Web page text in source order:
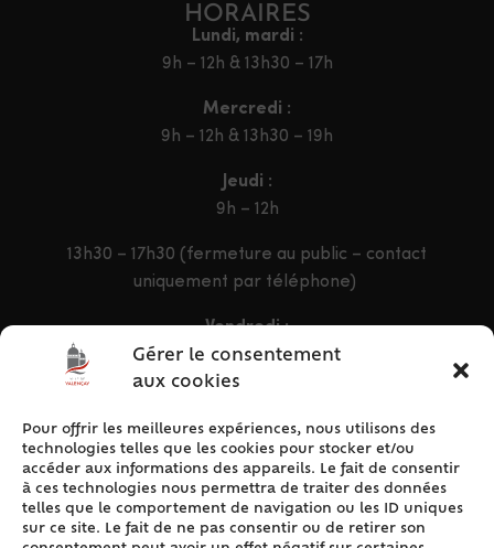
Gérer le consentement
aux cookies
Pour offrir les meilleures expériences, nous utilisons des
technologies telles que les cookies pour stocker et/ou
accéder aux informations des appareils. Le fait de consentir
à ces technologies nous permettra de traiter des données
telles que le comportement de navigation ou les ID uniques
sur ce site. Le fait de ne pas consentir ou de retirer son
HORAIRES
Lundi, mardi :
9h – 12h & 13h30 – 17h
Mercredi :
9h – 12h & 13h30 – 19h
Jeudi :
9h – 12h
13h30 – 17h30 (fermeture au public – contact
uniquement par téléphone)
Vendredi :
9h – 12h & 13h30 – 16h30
ACCÈS RAPIDE
Accueil
Contact
Plan du site